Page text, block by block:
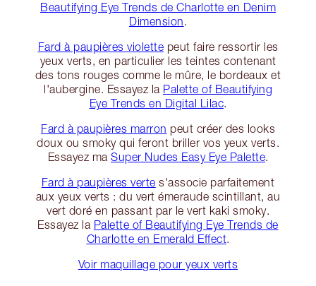
Beautifying Eye Trends de Charlotte en Denim
Dimension.
Fard à paupières violette peut faire ressortir les
yeux verts, en particulier les teintes contenant
des tons rouges comme le mûre, le bordeaux et
l'aubergine. Essayez la Palette of Beautifying
Eye Trends en Digital Lilac.
Fard à paupières marron peut créer des looks
doux ou smoky qui feront briller vos yeux verts.
Essayez ma Super Nudes Easy Eye Palette.
Fard à paupières verte s'associe parfaitement
aux yeux verts : du vert émeraude scintillant, au
vert doré en passant par le vert kaki smoky.
Essayez la Palette of Beautifying Eye Trends de
Charlotte en Emerald Effect.
Voir maquillage pour yeux verts